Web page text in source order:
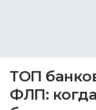
ТОП
ФЛП: